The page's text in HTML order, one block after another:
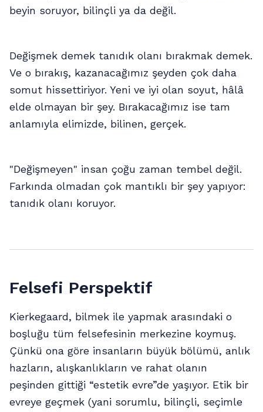
beyin soruyor, bilinçli ya da değil.
Değişmek demek tanıdık olanı bırakmak demek.
Ve o bırakış, kazanacağımız şeyden çok daha
somut hissettiriyor. Yeni ve iyi olan soyut, hâlâ
elde olmayan bir şey. Bırakacağımız ise tam
anlamıyla elimizde, bilinen, gerçek.
"Değişmeyen" insan çoğu zaman tembel değil.
Farkında olmadan çok mantıklı bir şey yapıyor:
tanıdık olanı koruyor.
Felsefi Perspektif
Kierkegaard, bilmek ile yapmak arasındaki o
boşluğu tüm felsefesinin merkezine koymuş.
Çünkü ona göre insanların büyük bölümü, anlık
hazların, alışkanlıkların ve rahat olanın
peşinden gittiği “estetik evre”de yaşıyor. Etik bir
evreye geçmek (yani sorumlu, bilinçli, seçimle